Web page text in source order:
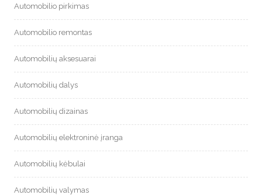
Automobilio pirkimas
Automobilio remontas
Automobilių aksesuarai
Automobilių dalys
Automobilių dizainas
Automobilių elektroninė įranga
Automobilių kėbulai
Automobilių valymas